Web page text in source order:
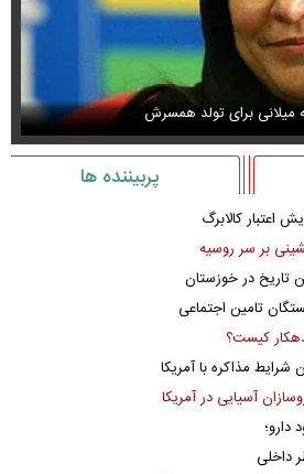
میلانی برای تولد همسرش
پربیننده ها
اعتبار کالابرگ
بر سر روسیه
تامین اجتماعی
کیست؟
شرایط مذاکره با آمریکا
آسیایی در آمریکا
دارو؛
داخلی